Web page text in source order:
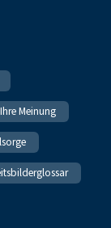
Ihre Meinung